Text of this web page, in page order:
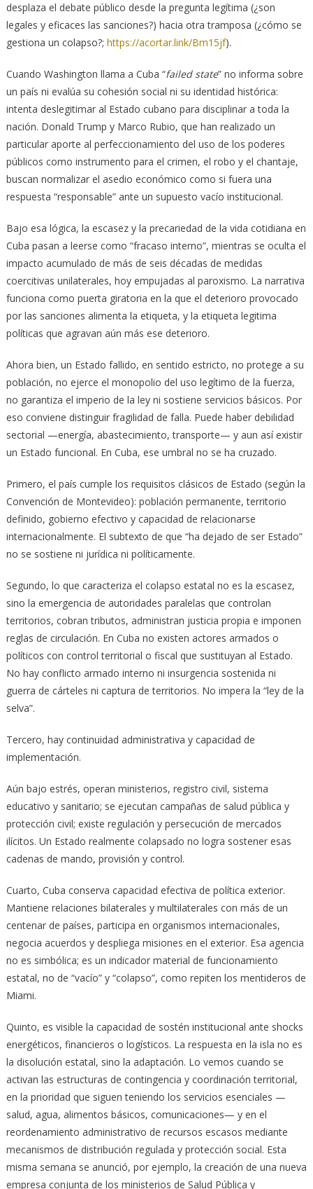
desplaza el debate público desde la pregunta legítima (¿son
legales y eficaces las sanciones?) hacia otra tramposa (¿cómo se
gestiona un colapso?; https://acortar.link/Bm15jf).
Cuando Washington llama a Cuba “failed state” no informa sobre
un país ni evalúa su cohesión social ni su identidad histórica:
intenta deslegitimar al Estado cubano para disciplinar a toda la
nación. Donald Trump y Marco Rubio, que han realizado un
particular aporte al perfeccionamiento del uso de los poderes
públicos como instrumento para el crimen, el robo y el chantaje,
buscan normalizar el asedio económico como si fuera una
respuesta “responsable” ante un supuesto vacío institucional.
Bajo esa lógica, la escasez y la precariedad de la vida cotidiana en
Cuba pasan a leerse como “fracaso interno”, mientras se oculta el
impacto acumulado de más de seis décadas de medidas
coercitivas unilaterales, hoy empujadas al paroxismo. La narrativa
funciona como puerta giratoria en la que el deterioro provocado
por las sanciones alimenta la etiqueta, y la etiqueta legitima
políticas que agravan aún más ese deterioro.
Ahora bien, un Estado fallido, en sentido estricto, no protege a su
población, no ejerce el monopolio del uso legítimo de la fuerza,
no garantiza el imperio de la ley ni sostiene servicios básicos. Por
eso conviene distinguir fragilidad de falla. Puede haber debilidad
sectorial —energía, abastecimiento, transporte— y aun así existir
un Estado funcional. En Cuba, ese umbral no se ha cruzado.
Primero, el país cumple los requisitos clásicos de Estado (según la
Convención de Montevideo): población permanente, territorio
definido, gobierno efectivo y capacidad de relacionarse
internacionalmente. El subtexto de que “ha dejado de ser Estado”
no se sostiene ni jurídica ni políticamente.
Segundo, lo que caracteriza el colapso estatal no es la escasez,
sino la emergencia de autoridades paralelas que controlan
territorios, cobran tributos, administran justicia propia e imponen
reglas de circulación. En Cuba no existen actores armados o
políticos con control territorial o fiscal que sustituyan al Estado.
No hay conflicto armado interno ni insurgencia sostenida ni
guerra de cárteles ni captura de territorios. No impera la “ley de la
selva”.
Tercero, hay continuidad administrativa y capacidad de
implementación.
Aún bajo estrés, operan ministerios, registro civil, sistema
educativo y sanitario; se ejecutan campañas de salud pública y
protección civil; existe regulación y persecución de mercados
ilícitos. Un Estado realmente colapsado no logra sostener esas
cadenas de mando, provisión y control.
Cuarto, Cuba conserva capacidad efectiva de política exterior.
Mantiene relaciones bilaterales y multilaterales con más de un
centenar de países, participa en organismos internacionales,
negocia acuerdos y despliega misiones en el exterior. Esa agencia
no es simbólica; es un indicador material de funcionamiento
estatal, no de “vacío” y “colapso”, como repiten los mentideros de
Miami.
Quinto, es visible la capacidad de sostén institucional ante shocks
energéticos, financieros o logísticos. La respuesta en la isla no es
la disolución estatal, sino la adaptación. Lo vemos cuando se
activan las estructuras de contingencia y coordinación territorial,
en la prioridad que siguen teniendo los servicios esenciales —
salud, agua, alimentos básicos, comunicaciones— y en el
reordenamiento administrativo de recursos escasos mediante
mecanismos de distribución regulada y protección social. Esta
misma semana se anunció, por ejemplo, la creación de una nueva
empresa conjunta de los ministerios de Salud Pública y